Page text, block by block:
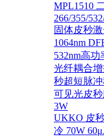
MPL1510
266/355/
固体皮秒
1064nm
532nm高
光纤耦合
秒超短脉冲
可见光皮秒
3W
UKKO 皮
冷 70W